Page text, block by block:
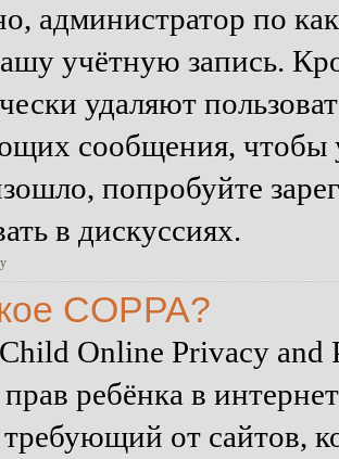
администратор по
учётную запись.
удаляют
сообщения, чтобы
попробуйте
в дискуссиях.
COPPA?
Online Privacy
ребёнка в
от сайтов,